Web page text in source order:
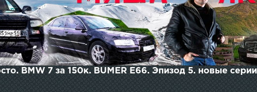
BMW 7 за 150к. BUMER E66. Эпизод 5. новые серии